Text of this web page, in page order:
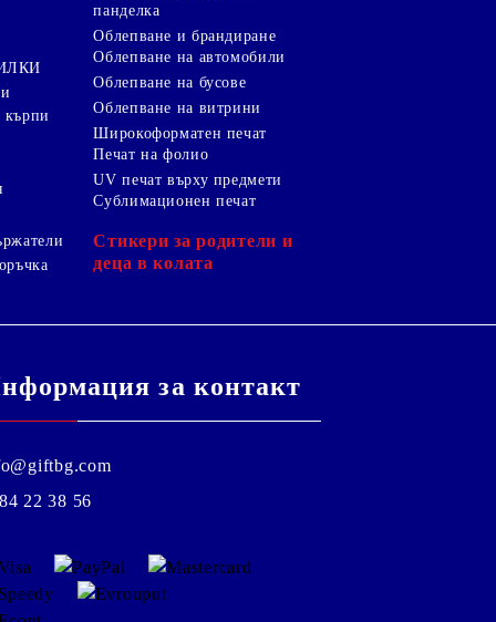
панделка
Облепване и брандиране
Облепване на автомобили
Облепване на бусове
Облепване на витрини
Широкоформатен печат
Печат на фолио
UV печат върху предмети
Сублимационен печат
Стикери за родители и
деца в колата
за контакт
22 38 56